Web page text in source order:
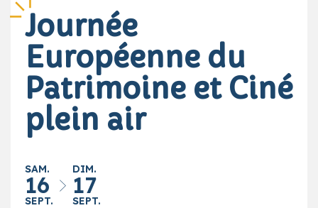
Journée
Européenne du
Patrimoine et Ciné
plein air
SAM.
16
SEPT.
DIM.
17
SEPT.